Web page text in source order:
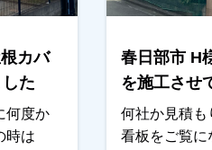
カバ
た
何度か
時は
春日部市 H
を施工させ
何社か見積も
看板をご覧に